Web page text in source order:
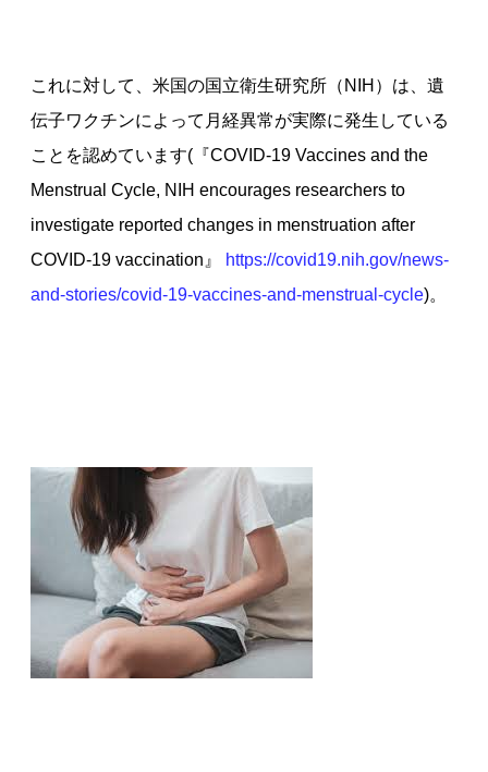
これに対して、米国の国立衛生研究所（NIH）は、遺
伝子ワクチンによって月経異常が実際に発生している
ことを認めています(『COVID-19 Vaccines and the
Menstrual Cycle, NIH encourages researchers to
investigate reported changes in menstruation after
COVID-19 vaccination』
https://covid19.nih.gov/news-
and-stories/covid-19-vaccines-and-menstrual-cycle)。